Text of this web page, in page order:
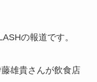
の報道です。
雄貴さんが飲食店